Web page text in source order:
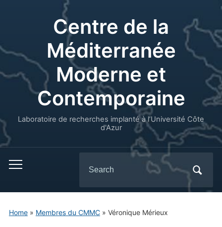
Centre de la
Méditerranée
Moderne et
Contemporaine
Laboratoire de recherches implanté à l’Université Côte
d'Azur
for:
Home» Membres du CMMC» Véronique Mérieux